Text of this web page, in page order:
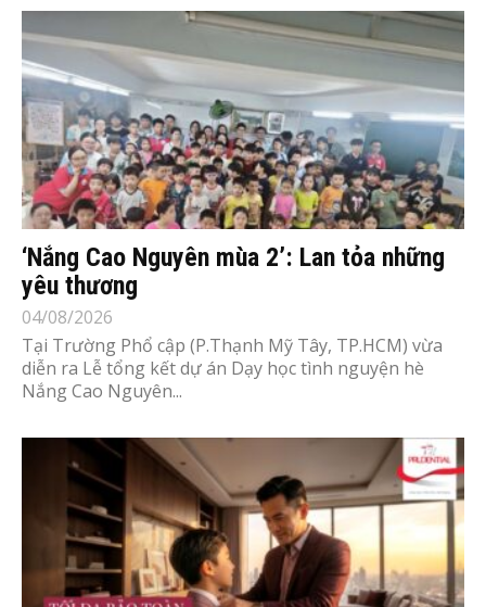
‘Nắng Cao Nguyên mùa 2’: Lan tỏa những
yêu thương
04/08/2026
Tại Trường Phổ cập (P.Thạnh Mỹ Tây, TP.HCM) vừa
diễn ra Lễ tổng kết dự án Dạy học tình nguyện hè
Nắng Cao Nguyên...